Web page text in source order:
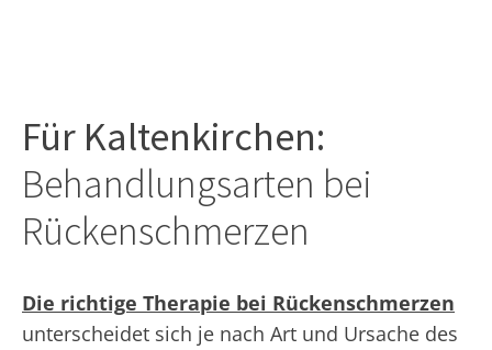
Für Kaltenkirchen:
Behandlungsarten bei
Rückenschmerzen
Die richtige Therapie bei Rückenschmerzen
unterscheidet sich je nach Art und Ursache des